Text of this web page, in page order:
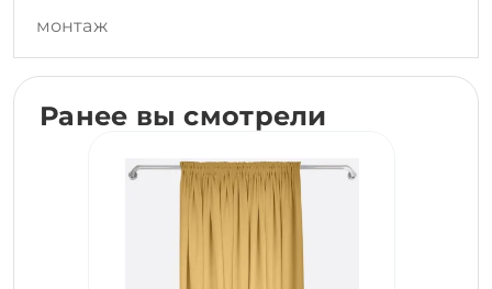
монтаж
Ранее вы смотрели